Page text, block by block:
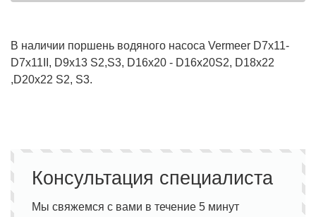
В наличии поршень водяного насоса Vermeer D7x11-
D7x11II, D9x13 S2,S3, D16x20 - D16x20S2, D18x22
,D20x22 S2, S3.
Консультация специалиста
Мы свяжемся с вами в течение 5 минут